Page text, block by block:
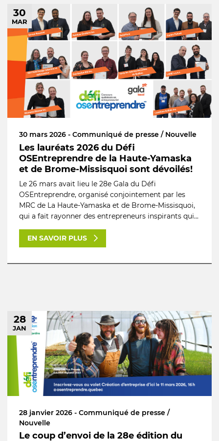
30
MAR
30 mars 2026 - Communiqué de presse / Nouvelle
Les lauréats 2026 du Défi
OSEntreprendre de la Haute-Yamaska
et de Brome-Missisquoi sont dévoilés!
Le 26 mars avait lieu le 28e Gala du Défi
OSEntreprendre, organisé conjointement par les
MRC de La Haute-Yamaska et de Brome-Missisquoi,
qui a fait rayonner des entrepreneurs inspirants qui...
EN SAVOIR PLUS
28
JAN
28 janvier 2026 - Communiqué de presse /
Nouvelle
Le coup d’envoi de la 28e édition du